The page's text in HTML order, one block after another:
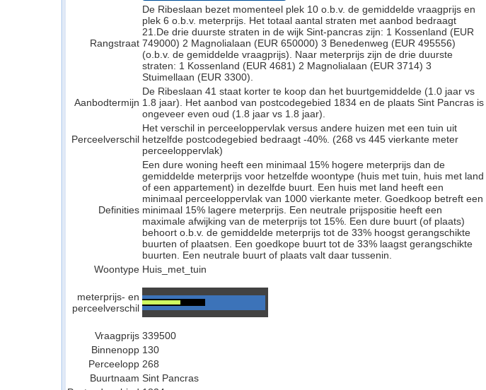
Rangstraat
De Ribeslaan bezet momenteel plek 10 o.b.v. de gemiddelde vraagprijs en
plek 6 o.b.v. meterprijs. Het totaal aantal straten met aanbod bedraagt
21.De drie duurste straten in de wijk Sint-pancras zijn: 1 Kossenland (EUR
749000) 2 Magnolialaan (EUR 650000) 3 Benedenweg (EUR 495556)
(o.b.v. de gemiddelde vraagprijs). Naar meterprijs zijn de drie duurste
straten: 1 Kossenland (EUR 4681) 2 Magnolialaan (EUR 3714) 3
Stuimellaan (EUR 3300).
Aanbodtermijn
De Ribeslaan 41 staat korter te koop dan het buurtgemiddelde (1.0 jaar vs
1.8 jaar). Het aanbod van postcodegebied 1834 en de plaats Sint Pancras is
ongeveer even oud (1.8 jaar vs 1.8 jaar).
Perceelverschil
Het verschil in perceeloppervlak versus andere huizen met een tuin uit
hetzelfde postcodegebied bedraagt -40%. (268 vs 445 vierkante meter
perceeloppervlak)
Definities
Een dure woning heeft een minimaal 15% hogere meterprijs dan de
gemiddelde meterprijs voor hetzelfde woontype (huis met tuin, huis met land
of een appartement) in dezelfde buurt. Een huis met land heeft een
minimaal perceeloppervlak van 1000 vierkante meter. Goedkoop betreft een
minimaal 15% lagere meterprijs. Een neutrale prijspositie heeft een
maximale afwijking van de meterprijs tot 15%. Een dure buurt (of plaats)
behoort o.b.v. de gemiddelde meterprijs tot de 33% hoogst gerangschikte
buurten of plaatsen. Een goedkope buurt tot de 33% laagst gerangschikte
buurten. Een neutrale buurt of plaats valt daar tussenin.
Woontype Huis_met_tuin
meterprijs- en
perceelverschil
Vraagprijs 339500
Binnenopp 130
Perceelopp 268
Buurtnaam Sint Pancras